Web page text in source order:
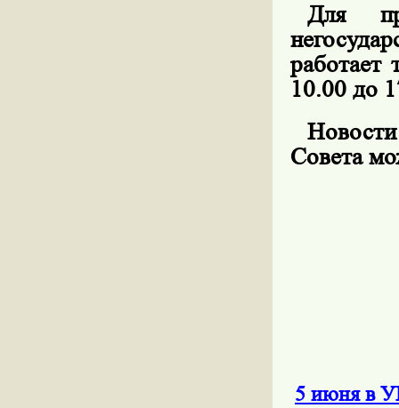
Для
работает
10.00 до
Совета
5 июня в